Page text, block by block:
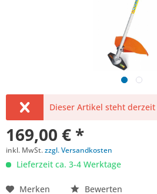
Dieser Artikel steht
169,00 € *
inkl. MwSt.zzgl. Versandkosten
Lieferzeit ca. 3-4 Werktage
Merken Bewerten